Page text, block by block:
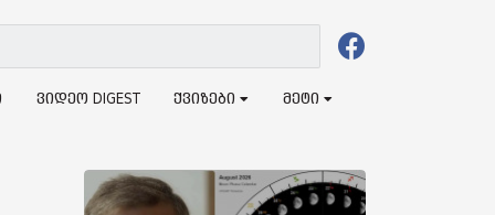
ვიდეო DIGEST ქვიზები მეტი